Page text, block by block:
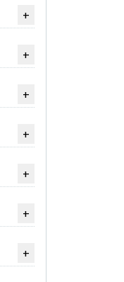
+
+
+
+
+
+
+